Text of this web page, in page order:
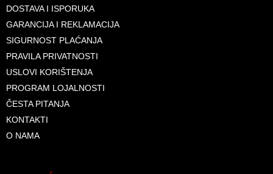
DOSTAVA I ISPORUKA
GARANCIJA I REKLAMACIJA
SIGURNOST PLAĆANJA
PRAVILA PRIVATNOSTI
USLOVI KORIŠTENJA
PROGRAM LOJALNOSTI
ČESTA PITANJA
KONTAKTI
O NAMA